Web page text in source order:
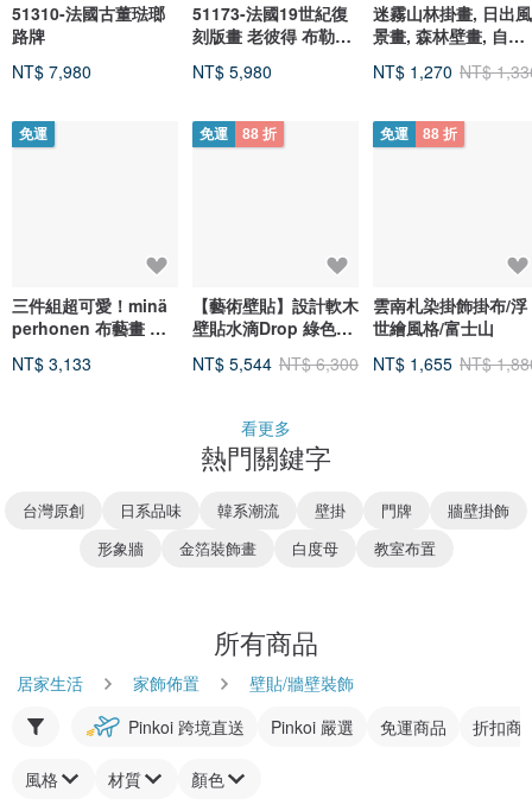
51310-法國古董琺瑯
路牌
NT$ 7,980
免運
三件組超可愛！minä
perhonen 布藝畫 裝
perhonen 方形 畫板
NT$ 3,133
51173-法國19世紀復
刻版畫 老彼得 布勒哲
NT$ 5,980
免運 88 折
【藝術壁貼】設計軟木
壁貼水滴Drop 綠色家
NT$ 5,544 NT$ 6,300
迷霧山林掛畫, 日出風
景畫, 森林壁畫, 自然
NT$ 1,270 NT$
免運 88 折
雲南札染掛飾掛布/浮
世繪風格/富士山
NT$ 1,655 NT$
看更多
熱門關鍵字
台灣原創 日系品味 韓系潮流 壁掛 門牌
牆壁掛飾
形象牆
金箔裝飾畫 白度母 教室布置
所有商品
居家生活 家飾佈置
壁貼/牆壁裝飾
Pinkoi 跨境直送
Pinkoi 嚴選 免運商品 折扣商
風格 材質 顏色